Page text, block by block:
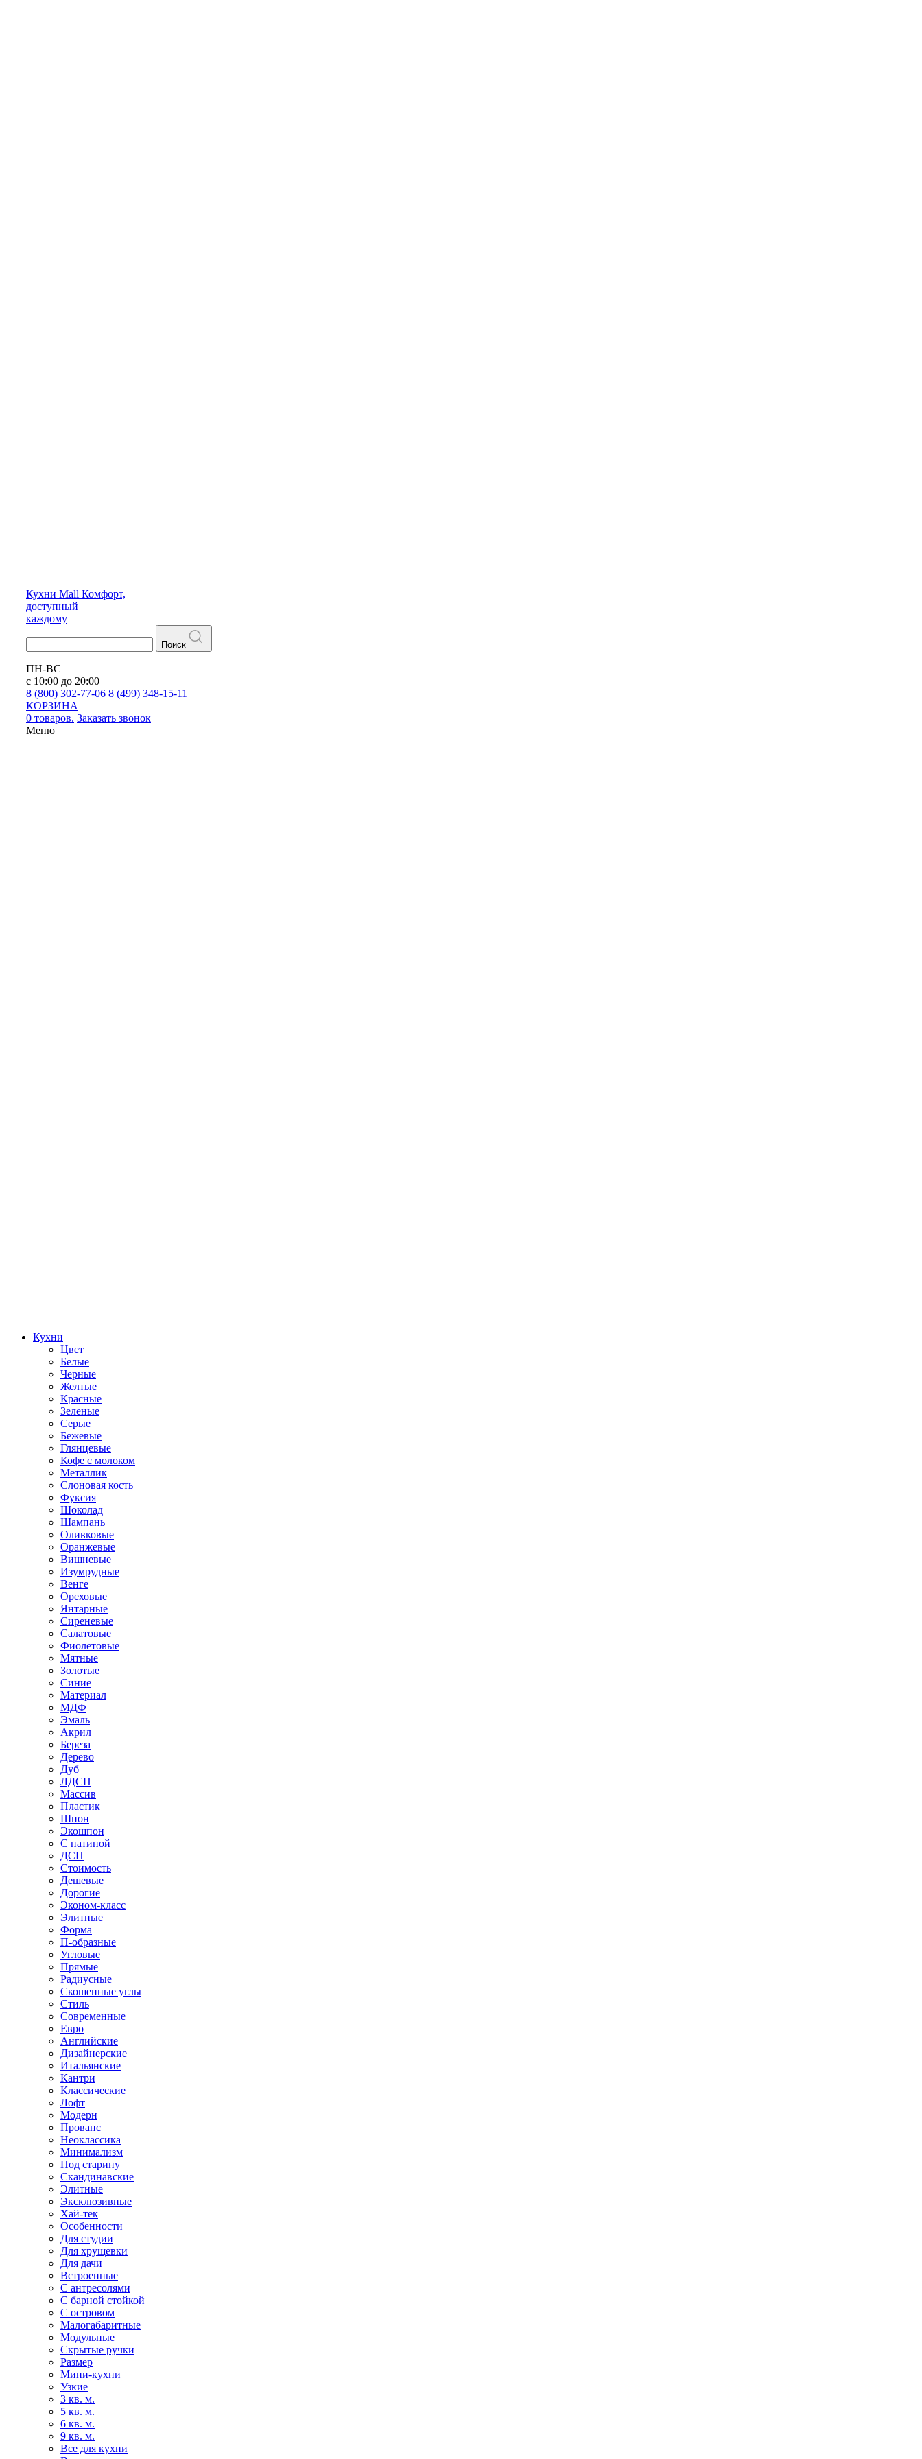
Кухни Mall Комфорт,
доступный
каждому
Поиск
ПН-ВС
с 10:00 до 20:00
8 (800) 302-77-06 8 (499) 348-15-11
КОРЗИНА
0 товаров. Заказать звонок
Меню
Кухни
Цвет
Белые
Черные
Желтые
Красные
Зеленые
Серые
Бежевые
Глянцевые
Кофе с молоком
Металлик
Слоновая кость
Фуксия
Шоколад
Шампань
Оливковые
Оранжевые
Вишневые
Изумрудные
Венге
Ореховые
Янтарные
Сиреневые
Салатовые
Фиолетовые
Мятные
Золотые
Синие
Материал
МДФ
Эмаль
Акрил
Береза
Дерево
Дуб
ЛДСП
Массив
Пластик
Шпон
Экошпон
С патиной
ДСП
Стоимость
Дешевые
Дорогие
Эконом-класс
Элитные
Форма
П-образные
Угловые
Прямые
Радиусные
Скошенные углы
Стиль
Современные
Евро
Английские
Дизайнерские
Итальянские
Кантри
Классические
Лофт
Модерн
Прованс
Неоклассика
Минимализм
Под старину
Скандинавские
Элитные
Эксклюзивные
Хай-тек
Особенности
Для студии
Для хрущевки
Для дачи
Встроенные
С антресолями
С барной стойкой
С островом
Малогабаритные
Модульные
Скрытые ручки
Размер
Мини-кухни
Узкие
3 кв. м.
5 кв. м.
6 кв. м.
9 кв. м.
Все для кухни